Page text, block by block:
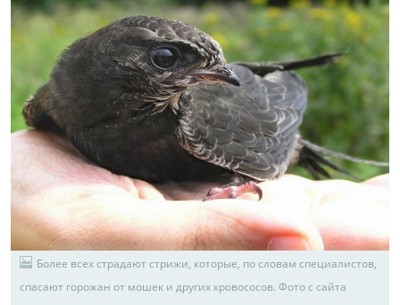
Более всех страдают стрижи, которые, по словам специалистов,
спасают горожан от мошек и других кровососов. Фото с сайта